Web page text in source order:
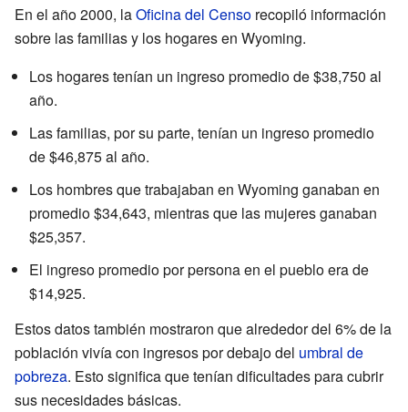
En el año 2000, laOficina del Censo recopiló información
sobre las familias y los hogares en Wyoming.
Los hogares tenían un ingreso promedio de $38,750 al
año.
Las familias, por su parte, tenían un ingreso promedio
de $46,875 al año.
Los hombres que trabajaban en Wyoming ganaban en
promedio $34,643, mientras que las mujeres ganaban
$25,357.
El ingreso promedio por persona en el pueblo era de
$14,925.
Estos datos también mostraron que alrededor del 6% de la
población vivía con ingresos por debajo del umbral de
pobreza. Esto significa que tenían dificultades para cubrir
sus necesidades básicas.